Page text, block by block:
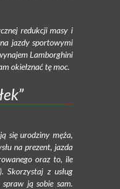
redukcji masy i
jazdy sportowymi
Lamborghini
okiełznać tę moc.
się urodziny męża,
na prezent, jazda
oraz to, ile
Skorzystaj z usług
ją sobie sam.